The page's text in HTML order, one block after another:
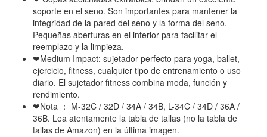
soporte en el seno. Son importantes para mantener la
integridad de la pared del seno y la forma del seno.
Pequeñas aberturas en el interior para facilitar el
reemplazo y la limpieza.
❤Medium Impact: sujetador perfecto para yoga, ballet,
ejercicio, fitness, cualquier tipo de entrenamiento o uso
diario. El sujetador fitness combina moda, función y
rendimiento.
❤Nota ： M-32C / 32D / 34A / 34B, L-34C / 34D / 36A /
36B. Lea atentamente la tabla de tallas (no la tabla de
tallas de Amazon) en la última imagen.